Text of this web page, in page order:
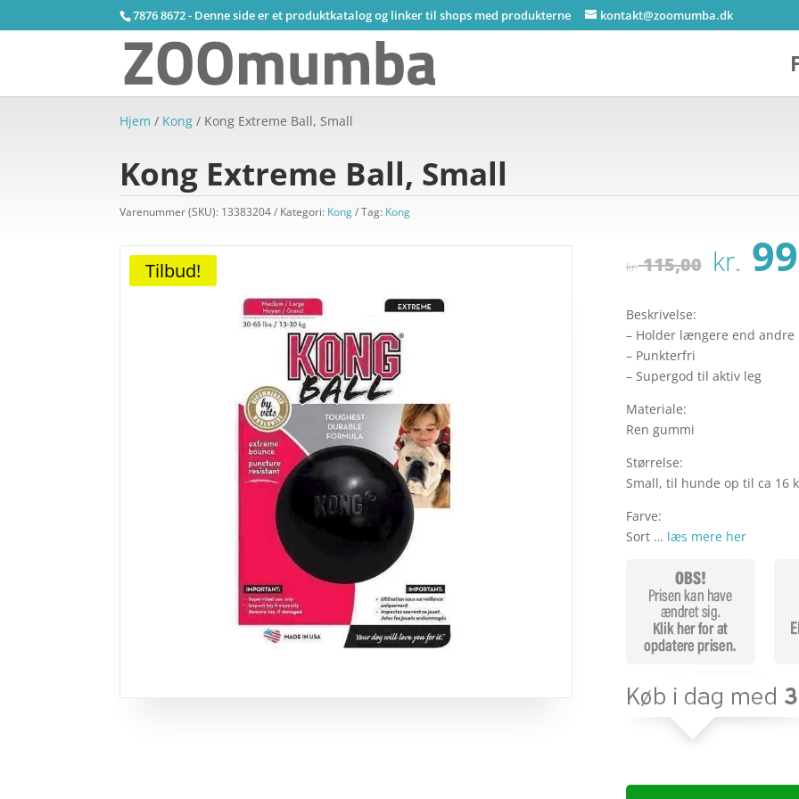
7876 8672 - Denne side er et produktkatalog og linker til shops med produkterne kontakt@zoomumba.dk
Hjem / Kong / Kong Extreme Ball, Small
Kong Extreme Ball, Small
Varenummer (SKU): 13383204 Kategori: Kong Tag: Kong
Tilbud! kr.115,00 Den
var:
kr.
kr.
Beskrivelse:
– Holder længere end andre
– Punkterfri
– Supergod til aktiv leg
Materiale:
Ren gummi
Størrelse:
Small, til hunde op til ca 16
Farve:
Sort … læs mere her